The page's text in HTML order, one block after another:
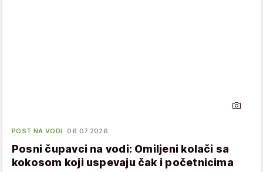
POST NA VODI 06.07.2026.
Posni čupavci na vodi: Omiljeni kolači sa
kokosom koji uspevaju čak i početnicima